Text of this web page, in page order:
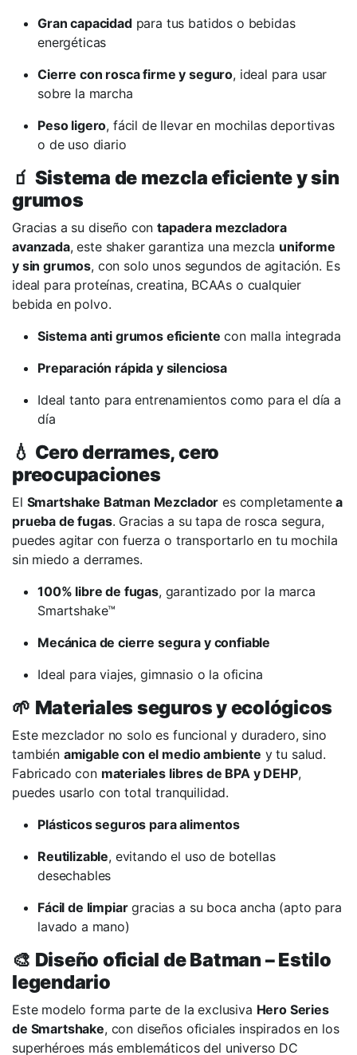
Gran capacidadpara tus batidos o bebidas
energéticas
Cierre con rosca firme y seguro, ideal para usar
sobre la marcha
Peso ligero, fácil de llevar en mochilas deportivas
o de uso diario
🧃 Sistema de mezcla eficiente y sin
grumos
Gracias a su diseño contapadera mezcladora
avanzada, este shaker garantiza una mezcla uniforme
y sin grumos, con solo unos segundos de agitación. Es
ideal para proteínas, creatina, BCAAs o cualquier
bebida en polvo.
Sistema anti grumos eficiente con malla integrada
Preparación rápida y silenciosa
Ideal tanto para entrenamientos como para el día a
día
💧 Cero derrames, cero
preocupaciones
El Smartshake Batman Mezclador es completamentea
prueba de fugas. Gracias a su tapa de rosca segura,
puedes agitar con fuerza o transportarlo en tu mochila
sin miedo a derrames.
100% libre de fugas, garantizado por la marca
Smartshake™
Mecánica de cierre segura y confiable
Ideal para viajes, gimnasio o la oficina
🌱 Materiales seguros y ecológicos
Este mezclador no solo es funcional y duradero, sino
también amigable con el medio ambiente y tu salud.
Fabricado con materiales libres de BPA y DEHP,
puedes usarlo con total tranquilidad.
Plásticos seguros para alimentos
Reutilizable, evitando el uso de botellas
desechables
Fácil de limpiargracias a su boca ancha (apto para
lavado a mano)
🎨 Diseño oficial de Batman – Estilo
legendario
Este modelo forma parte de la exclusiva Hero Series
de Smartshake, con diseños oficiales inspirados en los
superhéroes más emblemáticos del universo DC